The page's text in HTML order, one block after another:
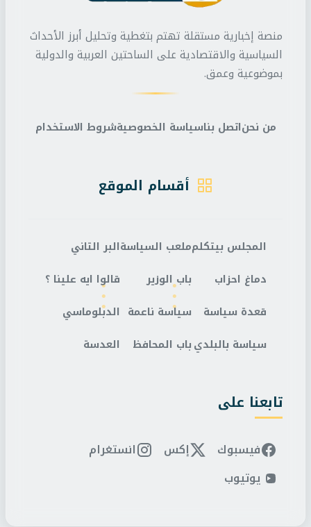
منصة إخبارية مستقلة تهتم بتغطية وتحليل أبرز الأحداث
السياسية والاقتصادية على الساحتين العربية والدولية
بموضوعية وعمق.
من نحناتصل بناسياسة الخصوصيةشروط الاستخدام
أقسام الموقع
المجلس بيتكلم
دماغ احزاب
قعدة سياسة
سياسة بالبلدي
ملعب السياسة
باب الوزير
سياسة ناعمة
باب المحافظ
البر التاني
قالوا ايه علينا ؟
الدبلوماسي
العدسة
تابعنا على
فيسبوك إكس
انستغرام
يوتيوب